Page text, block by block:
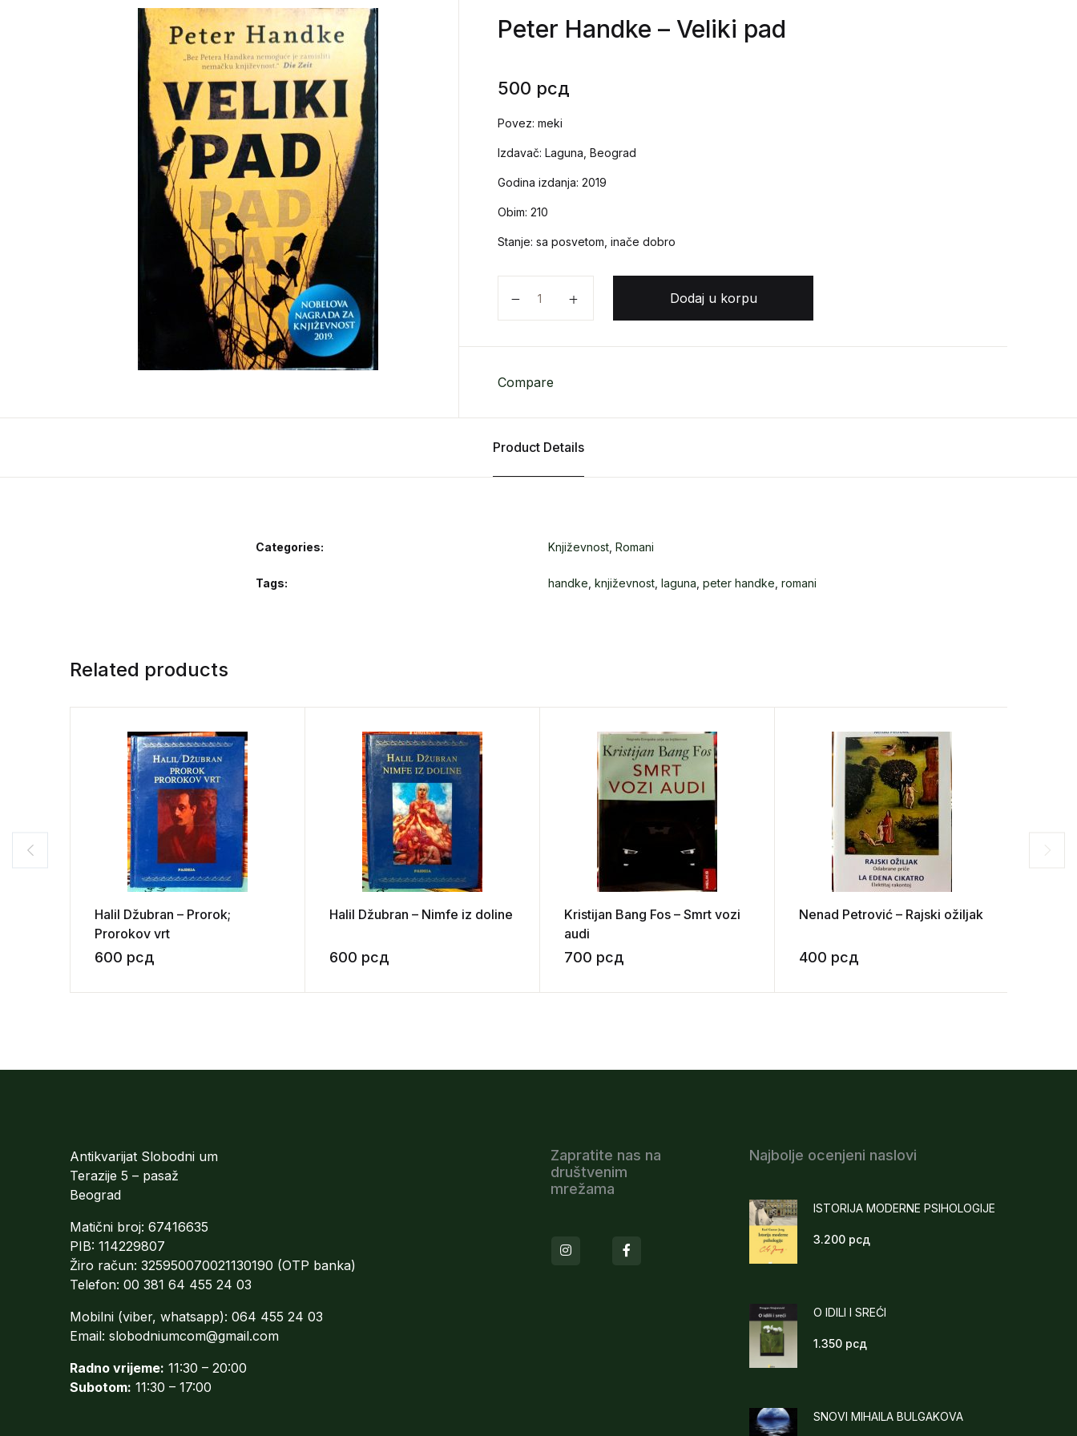
Peter Handke – Veliki pad
500 рсд
Povez: meki
Izdavač: Laguna, Beograd
Godina izdanja: 2019
Obim: 210
Stanje: sa posvetom, inače dobro
Dodaj u korpu
Compare
Product Details
Categories: Književnost Romani
Tags: handke književnost laguna peter handke romani
Related products
Halil Džubran – Prorok;
Prorokov vrt
600 рсд
Halil Džubran – Nimfe iz doline
600 рсд
Kristijan Bang Fos – Smrt vozi
audi
700 рсд
Nenad Petrović – Rajski ožiljak
400 рсд
Antikvarijat Slobodni um
Terazije 5 – pasaž
Beograd
Matični broj: 67416635
PIB: 114229807
Žiro račun: 325950070021130190 (OTP banka)
Telefon: 00 381 64 455 24 03
Mobilni (viber, whatsapp): 064 455 24 03
Email: slobodniumcom@gmail.com
Radno vrijeme: 11:30 – 20:00
Subotom: 11:30 – 17:00
Zapratite nas na
društvenim
mrežama
Instagram
Najbolje ocenjeni naslovi
ISTORIJA MODERNE PSIHOLOGIJE
3.200 рсд
O IDILI I SREĆI
1.350 рсд
SNOVI MIHAILA BULGAKOVA